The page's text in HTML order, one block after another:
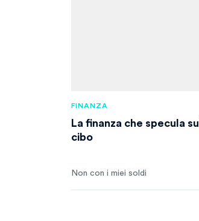
FINANZA
La finanza che specula sul
cibo
Non con i miei soldi